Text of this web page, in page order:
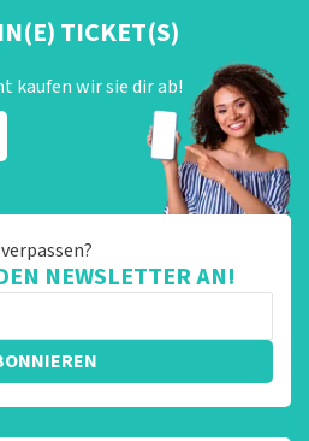
TICKET(S)
kaufen wir sie dir ab!
NEWSLETTER AN!